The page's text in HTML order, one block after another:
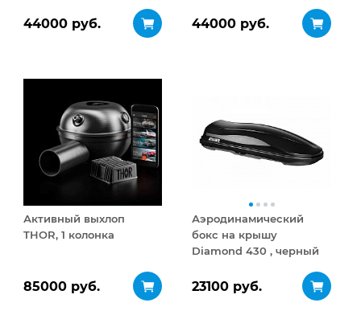
44000 руб. 44000 руб.
Активный выхлоп
THOR, 1 колонка
85000 руб.
Аэродинамический
бокс на крышу
Diamond 430 , черный
23100 руб.